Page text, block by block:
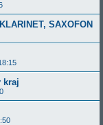
SAXOFON
kraj